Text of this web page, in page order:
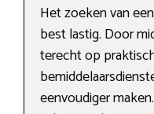
Het zoeken van
best lastig. Door
terecht op
eenvoudiger